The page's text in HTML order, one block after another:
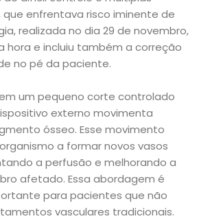
enfrentava risco iminente de
realizada no dia 29 de novembro,
hora e incluiu também a correção
no pé da paciente.
um pequeno corte controlado
externo movimenta
ósseo. Esse movimento
a formar novos vasos
a perfusão e melhorando a
afetado. Essa abordagem é
para pacientes que não
vasculares tradicionais.